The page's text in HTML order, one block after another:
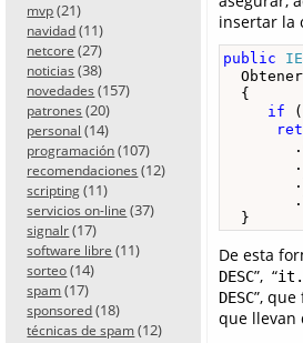
mvp (21)
navidad (11)
netcore (27)
noticias (38)
novedades (157)
patrones (20)
personal (14)
programación (107)
recomendaciones (12)
scripting (11)
servicios on-line (37)
signalr (17)
software libre (11)
sorteo (14)
spam (17)
sponsored (18)
técnicas de spam (12)
insertar la
public
  {
if
  }
De esta
DESC”, “
DESC”,
que llevan